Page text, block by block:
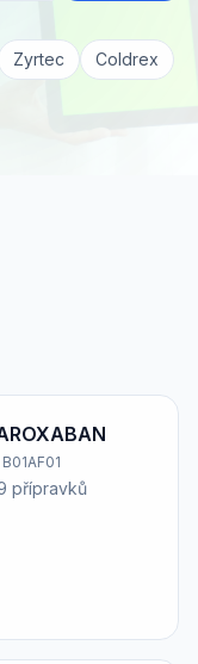
Zyrtec Coldrex
přípravků